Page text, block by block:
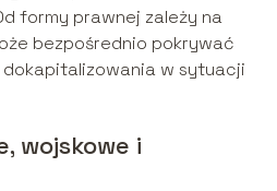
formy prawnej zależy na
bezpośrednio pokrywać
w sytuacji
wojskowe i